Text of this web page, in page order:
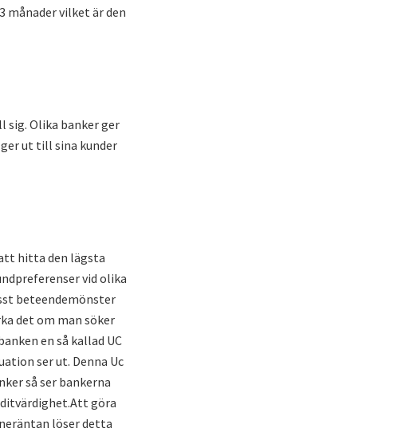
månader vilket är den
sig. Olika banker ger
ut till sina kunder
hitta den lägsta
vid olika
beteendemönster
det om man söker
en så kallad UC
ser ut. Denna Uc
så ser bankerna
göra
löser detta